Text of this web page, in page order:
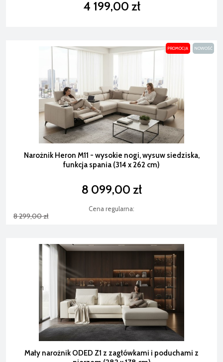
4 199,00 zł
Narożnik Heron M11 - wysokie nogi, wysuw siedziska,
funkcja spania (314 x 262 cm)
8 099,00 zł
Cena regularna:
8 299,00 zł
PROMOCJA NOWOŚĆ
Mały narożnik ODED Z1 z zagłówkami i poduchami z